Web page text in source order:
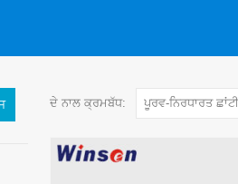
ਦੇ ਨਾਲ ਕ੍ਰਮਬੱਧ: